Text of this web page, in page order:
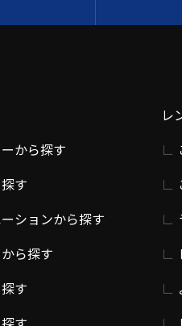
から探す
す
ションから探す
ら探す
す
レ